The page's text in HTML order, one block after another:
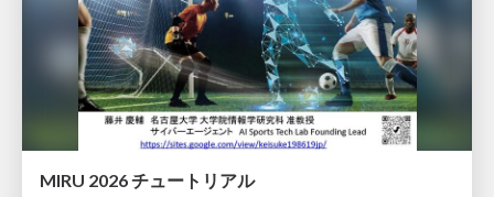
MIRU 2026 チュートリアル